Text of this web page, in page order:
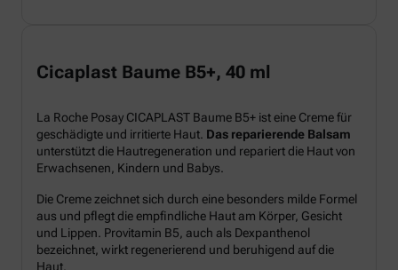
Cicaplast Baume B5+, 40 ml
La Roche Posay CICAPLAST Baume B5+ ist eine Creme für
geschädigte und irritierte Haut. Das reparierende Balsam
unterstützt die Hautregeneration und repariert die Haut von
Erwachsenen, Kindern und Babys.
Die Creme zeichnet sich durch eine besonders milde Formel
aus und pflegt die empfindliche Haut am Körper, Gesicht
und Lippen. Provitamin B5, auch als Dexpanthenol
bezeichnet, wirkt regenerierend und beruhigend auf die
Haut.